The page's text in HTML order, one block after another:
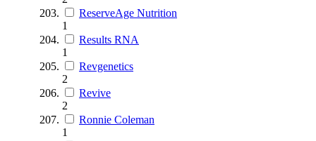
ReserveAge Nutrition
1
Results RNA
1
Revgenetics
2
Revive
2
Ronnie Coleman
1